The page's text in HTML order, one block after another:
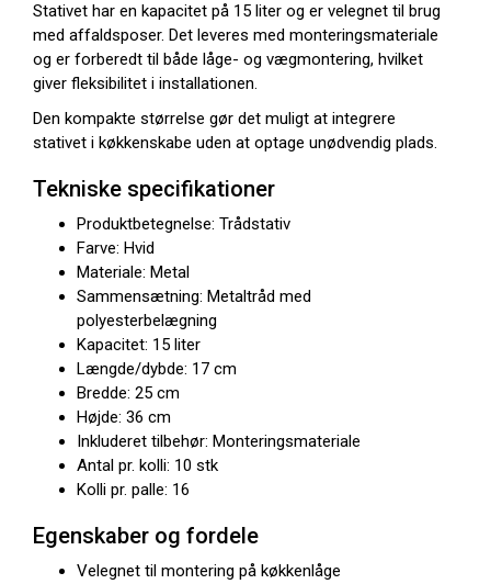
Stativet har en kapacitet på 15 liter og er velegnet til brug
med affaldsposer. Det leveres med monteringsmateriale
og er forberedt til både låge- og vægmontering, hvilket
giver fleksibilitet i installationen.
Den kompakte størrelse gør det muligt at integrere
stativet i køkkenskabe uden at optage unødvendig plads.
Tekniske specifikationer
Produktbetegnelse: Trådstativ
Farve: Hvid
Materiale: Metal
Sammensætning: Metaltråd med
polyesterbelægning
Kapacitet: 15 liter
Længde/dybde: 17 cm
Bredde: 25 cm
Højde: 36 cm
Inkluderet tilbehør: Monteringsmateriale
Antal pr. kolli: 10 stk
Kolli pr. palle: 16
Egenskaber og fordele
Velegnet til montering på køkkenlåge